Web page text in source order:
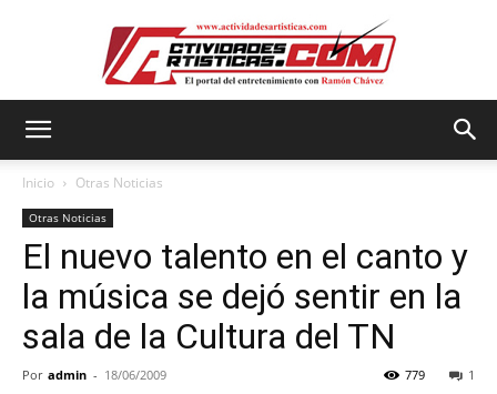
Inicio Otras Noticias
Otras Noticias
El nuevo talento en el canto y
la música se dejó sentir en la
sala de la Cultura del TN
Por admin - 18/06/2009 1
779